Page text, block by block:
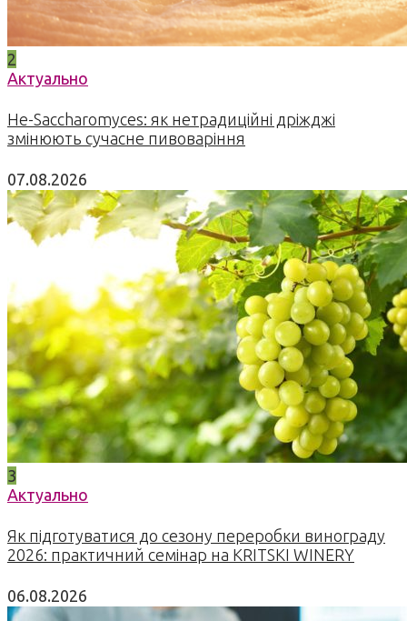
2
Актуально
Не-Saccharomyces: як нетрадиційні дріжджі
змінюють сучасне пивоваріння
07.08.2026
3
Актуально
Як підготуватися до сезону переробки винограду
2026: практичний семінар на KRITSKI WINERY
06.08.2026